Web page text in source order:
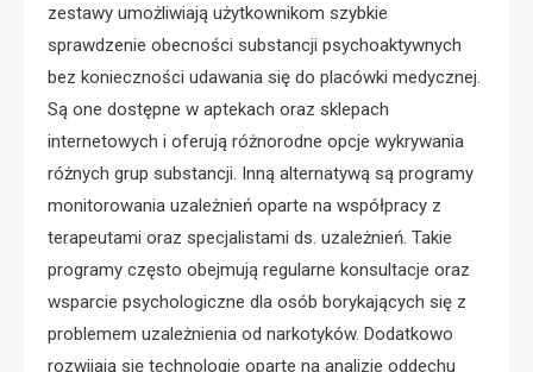
zestawy umożliwiają użytkownikom szybkie
sprawdzenie obecności substancji psychoaktywnych
bez konieczności udawania się do placówki medycznej.
Są one dostępne w aptekach oraz sklepach
internetowych i oferują różnorodne opcje wykrywania
różnych grup substancji. Inną alternatywą są programy
monitorowania uzależnień oparte na współpracy z
terapeutami oraz specjalistami ds. uzależnień. Takie
programy często obejmują regularne konsultacje oraz
wsparcie psychologiczne dla osób borykających się z
problemem uzależnienia od narkotyków. Dodatkowo
rozwijają się technologie oparte na analizie oddechu